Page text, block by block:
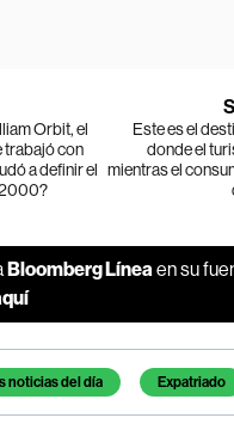
Orbit, el
trabajó con
a definir el
Este es el
donde el
mientras el
Bloomberg Líneaen su
artículo
noticias del día Expatriado